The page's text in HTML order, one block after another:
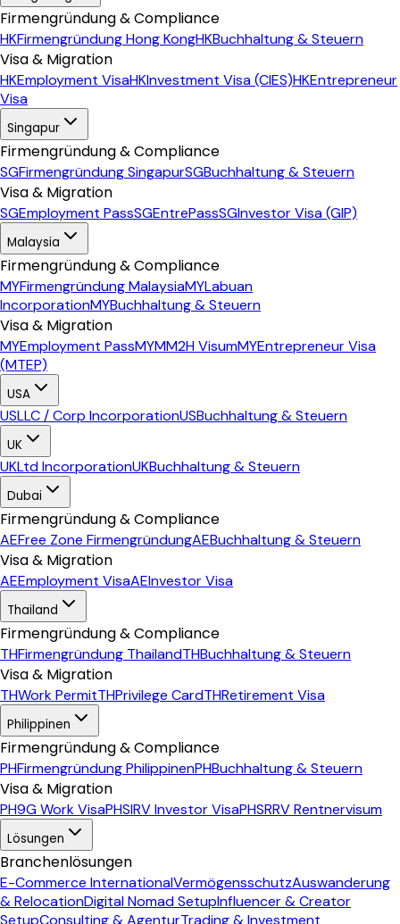
Firmengründung & Compliance
HKFirmengründung Hong KongHKBuchhaltung & Steuern
Visa & Migration
HKEmployment VisaHKInvestment Visa (CIES)HKEntrepreneur
Visa
Singapur
Firmengründung & Compliance
SGFirmengründung SingapurSGBuchhaltung & Steuern
Visa & Migration
SGEmployment PassSGEntrePassSGInvestor Visa (GIP)
Malaysia
Firmengründung & Compliance
MYFirmengründung MalaysiaMYLabuan
IncorporationMYBuchhaltung & Steuern
Visa & Migration
MYEmployment PassMYMM2H VisumMYEntrepreneur Visa
(MTEP)
USA
USLLC / Corp IncorporationUSBuchhaltung & Steuern
UK
UKLtd IncorporationUKBuchhaltung & Steuern
Dubai
Firmengründung & Compliance
AEFree Zone FirmengründungAEBuchhaltung & Steuern
Visa & Migration
AEEmployment VisaAEInvestor Visa
Thailand
Firmengründung & Compliance
THFirmengründung ThailandTHBuchhaltung & Steuern
Visa & Migration
THWork PermitTHPrivilege CardTHRetirement Visa
Philippinen
Firmengründung & Compliance
PHFirmengründung PhilippinenPHBuchhaltung & Steuern
Visa & Migration
PH9G Work VisaPHSIRV Investor VisaPHSRRV Rentnervisum
Lösungen
Branchenlösungen
E-Commerce InternationalVermögensschutzAuswanderung
& RelocationDigital Nomad SetupInfluencer & Creator
SetupConsulting & AgenturTrading & Investment